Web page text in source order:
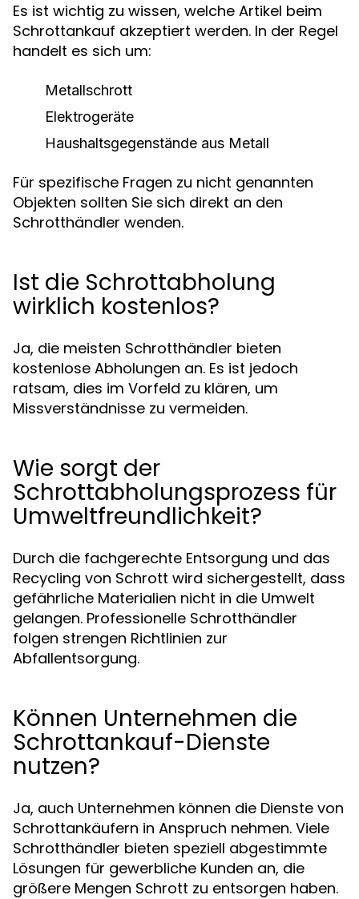
Es ist wichtig zu wissen, welche Artikel beim
Schrottankauf akzeptiert werden. In der Regel
handelt es sich um:
Metallschrott
Elektrogeräte
Haushaltsgegenstände aus Metall
Für spezifische Fragen zu nicht genannten
Objekten sollten Sie sich direkt an den
Schrotthändler wenden.
Ist die Schrottabholung
wirklich kostenlos?
Ja, die meisten Schrotthändler bieten
kostenlose Abholungen an. Es ist jedoch
ratsam, dies im Vorfeld zu klären, um
Missverständnisse zu vermeiden.
Wie sorgt der
Schrottabholungsprozess für
Umweltfreundlichkeit?
Durch die fachgerechte Entsorgung und das
Recycling von Schrott wird sichergestellt, dass
gefährliche Materialien nicht in die Umwelt
gelangen. Professionelle Schrotthändler
folgen strengen Richtlinien zur
Abfallentsorgung.
Können Unternehmen die
Schrottankauf-Dienste
nutzen?
Ja, auch Unternehmen können die Dienste von
Schrottankäufern in Anspruch nehmen. Viele
Schrotthändler bieten speziell abgestimmte
Lösungen für gewerbliche Kunden an, die
größere Mengen Schrott zu entsorgen haben.